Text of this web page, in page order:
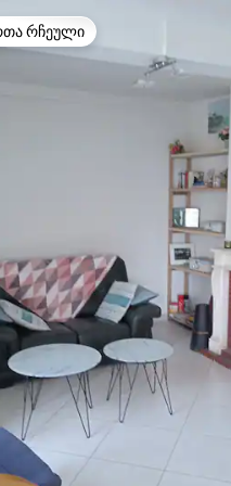
რჩეული მოწინავე ვარიანტი
რჩეული